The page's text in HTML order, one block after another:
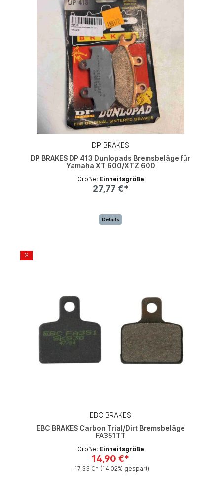
DP BRAKES
DP BRAKES DP 413 Dunlopads Bremsbeläge für
Yamaha XT 600/XTZ 600
Größe: Einheitsgröße
27,77 €*
Details
%
EBC BRAKES
EBC BRAKES Carbon Trial/Dirt Bremsbeläge
FA351TT
Größe: Einheitsgröße
14,90 €*
17,33 €* (14.02% gespart)